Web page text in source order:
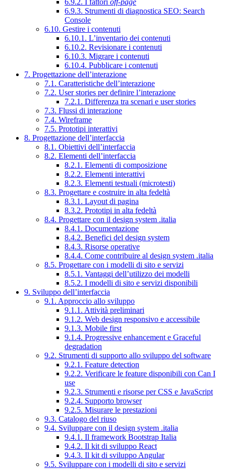
6.9.2. I fattori off-page
6.9.3. Strumenti di diagnostica SEO: Search
Console
6.10. Gestire i contenuti
6.10.1. L’inventario dei contenuti
6.10.2. Revisionare i contenuti
6.10.3. Migrare i contenuti
6.10.4. Pubblicare i contenuti
7. Progettazione dell’interazione
7.1. Caratteristiche dell’interazione
7.2. User stories per definire l’interazione
7.2.1. Differenza tra scenari e user stories
7.3. Flussi di interazione
7.4. Wireframe
7.5. Prototipi interattivi
8. Progettazione dell’interfaccia
8.1. Obiettivi dell’interfaccia
8.2. Elementi dell’interfaccia
8.2.1. Elementi di composizione
8.2.2. Elementi interattivi
8.2.3. Elementi testuali (microtesti)
8.3. Progettare e costruire in alta fedeltà
8.3.1. Layout di pagina
8.3.2. Prototipi in alta fedeltà
8.4. Progettare con il design system .italia
8.4.1. Documentazione
8.4.2. Benefici del design system
8.4.3. Risorse operative
8.4.4. Come contribuire al design system .italia
8.5. Progettare con i modelli di sito e servizi
8.5.1. Vantaggi dell’utilizzo dei modelli
8.5.2. I modelli di sito e servizi disponibili
9. Sviluppo dell’interfaccia
9.1. Approccio allo sviluppo
9.1.1. Attività preliminari
9.1.2. Web design responsivo e accessibile
9.1.3. Mobile first
9.1.4. Progressive enhancement e Graceful
degradation
9.2. Strumenti di supporto allo sviluppo del software
9.2.1. Feature detection
9.2.2. Verificare le feature disponibili con Can I
use
9.2.3. Strumenti e risorse per CSS e JavaScript
9.2.4. Supporto browser
9.2.5. Misurare le prestazioni
9.3. Catalogo del riuso
9.4. Sviluppare con il design system .italia
9.4.1. Il framework Bootstrap Italia
9.4.2. Il kit di sviluppo React
9.4.3. Il kit di sviluppo Angular
9.5. Sviluppare con i modelli di sito e servizi